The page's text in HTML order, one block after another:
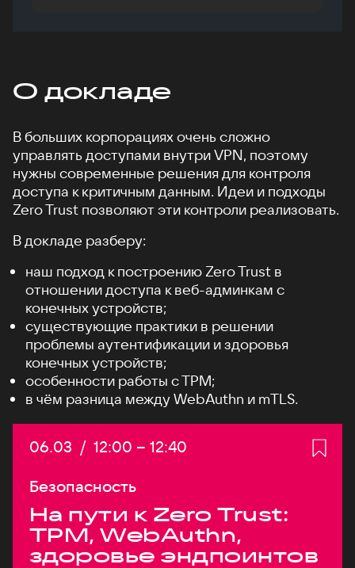
О докладе
В больших корпорациях очень сложно
управлять доступами внутри VPN, поэтому
нужны современные решения для контроля
доступа к критичным данным. Идеи и подходы
Zero Trust позволяют эти контроли реализовать.
В докладе разберу:
наш подход к построению Zero Trust в
отношении доступа к веб-админкам с
конечных устройств;
существующие практики в решении
проблемы аутентификации и здоровья
конечных устройств;
особенности работы c TPM;
в чём разница между WebAuthn и mTLS.
Дата:
06.03 / Начало:
12:00 – Конец:
12:40
Безопасность
На пути к Zero Trust:
TPM, WebAuthn,
здоровье эндпоинтов